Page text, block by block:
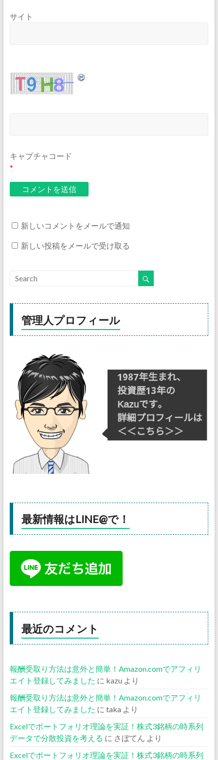
サイト
キャプチャコード
*
新しいコメントをメールで通知
新しい投稿をメールで受け取る
管理人プロフィール
最新情報はLINE@で！
最近のコメント
報酬受取り方法は意外と簡単！Amazon.comでアフィリ
エイト登録してみました に kazu より
報酬受取り方法は意外と簡単！Amazon.comでアフィリ
エイト登録してみました に taka より
Excelでポートフォリオ理論を実証！株式3銘柄の時系列
データで分散投資を考える に さぼてん より
Excelでポートフォリオ理論を実証！株式3銘柄の時系列